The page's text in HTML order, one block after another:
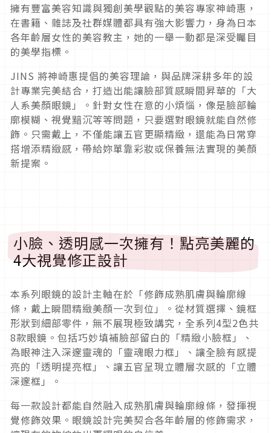
擁有豐富美容知識與獨創美學觀點的美容專家神崎惠，
在書籍、雜誌及社群媒體都具有強大影響力，身為日本
各年齡層女性的美容教主，她的一舉一動都是深受矚目
的美學指標。
JINS 將神崎惠提倡的美容理論，與品牌深耕多年的設
計專業完美結合，打造出能讓臉部質感瞬間昇華的「大
人系美顏眼鏡」。針對女性在意的小煩惱，像是臉部輪
廓模糊、視覺黯沉等等問題，只要選對眼鏡就能自然修
飾。只需戴上，不僅能讓五官更顯精緻，還能為日常穿
搭增添精緻感，帶給妳單靠彩妝或保養無法實現的美顏
新提案。
小臉、透明感一次擁有！點亮美麗的
4大視覺修正設計
本系列眼鏡的設計主軸在於「修飾成熟肌膚與輪廓線
條，戴上瞬間精緻美顏一次到位」。從材質選擇、鏡框
形狀到細部零件，無不展現極致講究，全系列4型2色共
8款眼鏡。包括巧妙填補臉部留白的「精緻小臉框」、
為眼神注入深邃靈魂的「靈魂眼力框」、讓全臉有感提
亮的「透明提亮框」、讓五官呈現立體層次感的「立體
深邃框」。
每一款設計都能自然融入成熟肌膚與輪廓線條，發揮視
覺修飾效果。眼鏡設計完美契合各年齡層的修飾需求，